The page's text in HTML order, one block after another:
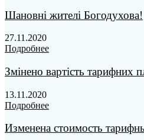
Шановні жителі Богодухова!
27.11.2020
Подробнее
Змінено вартість тарифних
13.11.2020
Подробнее
Изменена стоимость